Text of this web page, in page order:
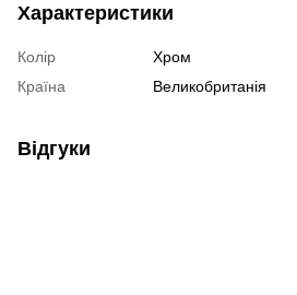
Характеристики
Колір
Хром
Країна
Великобританія
Відгуки